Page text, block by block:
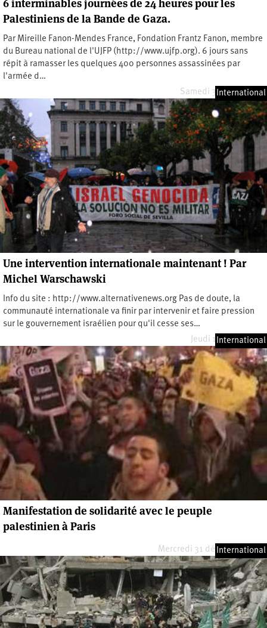
6 interminables journées de 24 heures pour les
Palestiniens de la Bande de Gaza.
Par Mireille Fanon-Mendes France, Fondation Frantz Fanon, membre
du Bureau national de l'UJFP (http://www.ujfp.org). 6 jours sans
répit à ramasser les quelques 400 personnes assassinées par
l'armée d…
Samedi 3 janvier 2009
International
Une intervention internationale maintenant ! Par
Michel Warschawski
Info du site : http://www.alternativenews.org Pas de doute, la
communauté internationale va finir par intervenir et faire pression
sur le gouvernement israélien pour qu'il cesse ses…
Jeudi 1 janvier 2009
International
Manifestation de solidarité avec le peuple
palestinien à Paris
Mercredi 31 décembre 2008
International